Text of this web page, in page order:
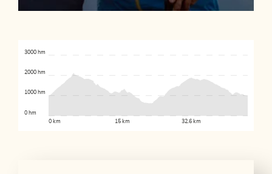
0 km 15 km 32.6 km
0 hm
1000 hm
2000 hm
3000 hm